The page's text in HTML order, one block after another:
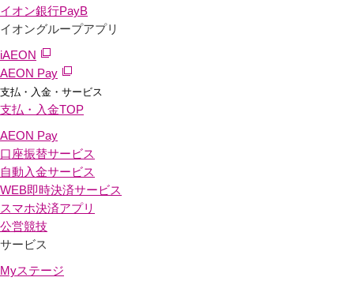
イオン銀行PayB
イオングループアプリ
iAEON
AEON Pay
支払・入金・サービス
支払・入金TOP
AEON Pay
口座振替サービス
自動入金サービス
WEB即時決済サービス
スマホ決済アプリ
公営競技
サービス
Myステージ